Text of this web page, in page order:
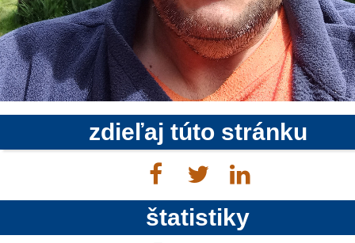
zdieľaj túto stránku
štatistiky